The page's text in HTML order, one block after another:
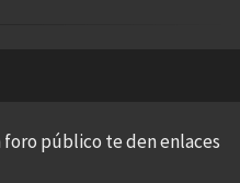
foro público te den enlaces